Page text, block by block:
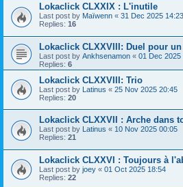
Lokaclick CLXXIX : L'inutile
Last post by Maïwenn « 31 Dec 2025 14:23
Replies: 16
Lokaclick CLXXVIII: Duel pour
Last post by Ankhsenamon « 01 Dec 2025
Replies: 6
Lokaclick CLXXVIII: Trio
Last post by Latinus « 25 Nov 2025 20:45
Replies: 20
Lokaclick CLXXVII : Arche dans
Last post by Latinus « 10 Nov 2025 00:05
Replies: 21
Lokaclick CLXXVI : Toujours à
Last post by joey « 01 Oct 2025 18:54
Replies: 22